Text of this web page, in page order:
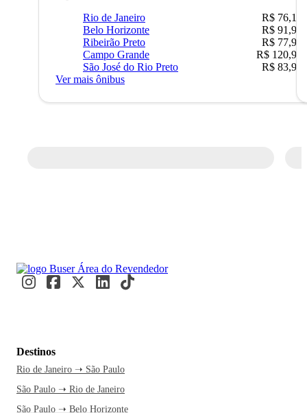
Rio de Janeiro
R$ 76,10
Belo Horizonte
R$ 91,90
Ribeirão Preto
R$ 77,90
Campo Grande
R$ 120,90
São José do Rio Preto
R$ 83,90
Ver mais ônibus
Destinos
Rio de Janeiro ➝ São Paulo
São Paulo ➝ Rio de Janeiro
São Paulo ➝ Belo Horizonte